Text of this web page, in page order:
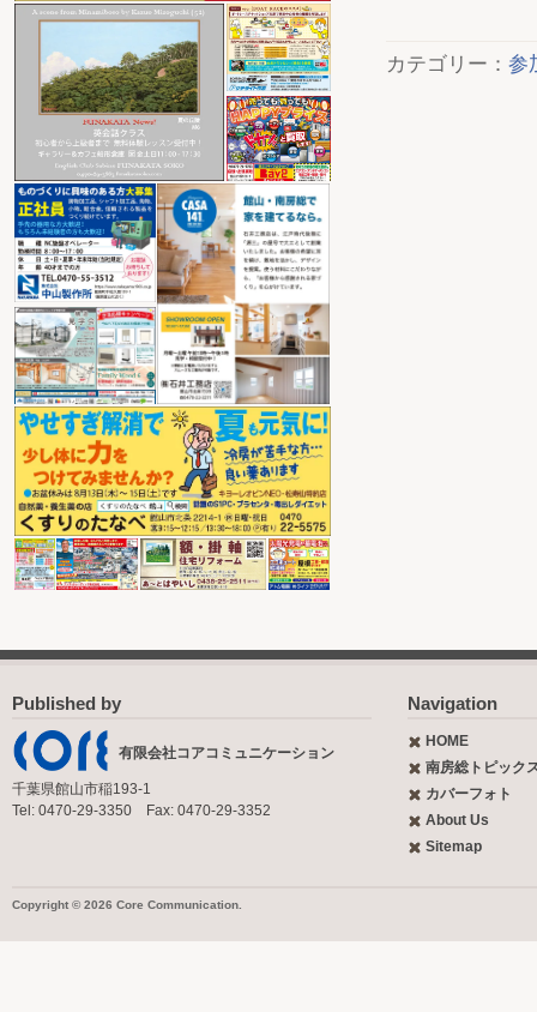
カテゴリー： 参
Published by
有限会社コアコミュニケーション
千葉県館山市稲193-1
Tel: 0470-29-3350 Fax: 0470-29-3352
Navigation
HOME
南房総トピック
カバーフォト
About Us
Sitemap
Copyright © 2026 Core Communication.